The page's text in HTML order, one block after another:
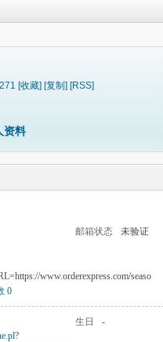
[收藏] [复制] [RSS]
资料
邮箱状态 未验证
www.orderexpress.com/seaso
0
生日
-